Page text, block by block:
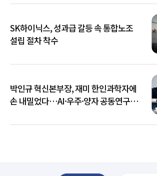
SK하이닉스, 성과급 갈등 속 통합노조
설립 절차 착수
박인규 혁신본부장, 재미 한인과학자에
손 내밀었다…AI·우주·양자 공동연구